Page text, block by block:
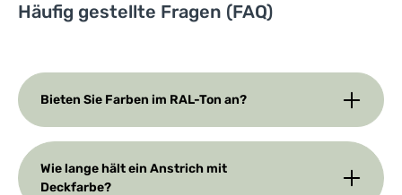
Häufig gestellte Fragen (FAQ)
Bieten Sie Farben im RAL-Ton an?
Wie lange hält ein Anstrich mit
Deckfarbe?